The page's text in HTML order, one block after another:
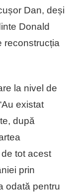
Dan, deși
Donald
reconstrucția
la nivel de
existat
după
tot acest
prin
odată pentru